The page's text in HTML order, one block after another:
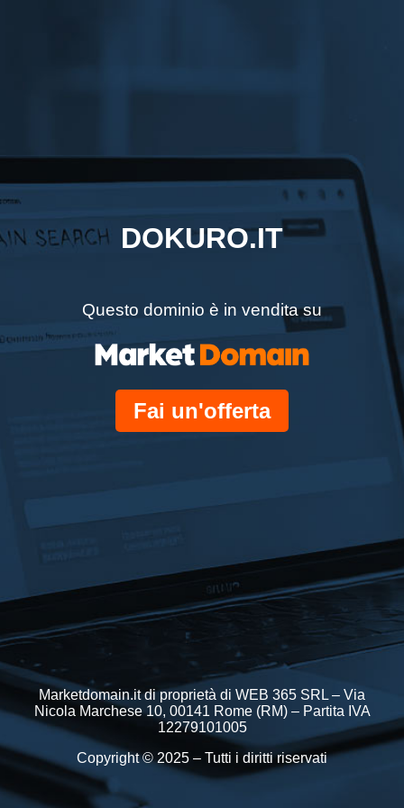
DOKURO.IT
Questo dominio è in vendita su
Fai un'offerta
Marketdomain.it di proprietà di WEB 365 SRL – Via
Nicola Marchese 10, 00141 Rome (RM) – Partita IVA
12279101005
Copyright © 2025 – Tutti i diritti riservati